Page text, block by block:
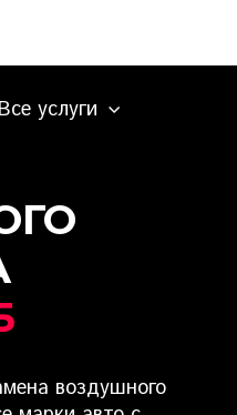
Все услуги
воздушного